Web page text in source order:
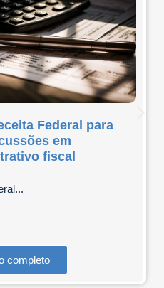
Federal para
em
fiscal
completo